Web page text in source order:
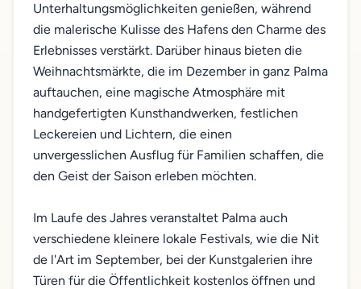
Unterhaltungsmöglichkeiten genießen, während
die malerische Kulisse des Hafens den Charme des
Erlebnisses verstärkt. Darüber hinaus bieten die
Weihnachtsmärkte, die im Dezember in ganz Palma
auftauchen, eine magische Atmosphäre mit
handgefertigten Kunsthandwerken, festlichen
Leckereien und Lichtern, die einen
unvergesslichen Ausflug für Familien schaffen, die
den Geist der Saison erleben möchten.
Im Laufe des Jahres veranstaltet Palma auch
verschiedene kleinere lokale Festivals, wie die Nit
de l'Art im September, bei der Kunstgalerien ihre
Türen für die Öffentlichkeit kostenlos öffnen und